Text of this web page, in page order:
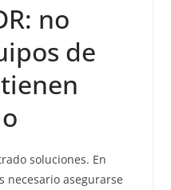
no
de
soluciones. En
necesario asegurarse